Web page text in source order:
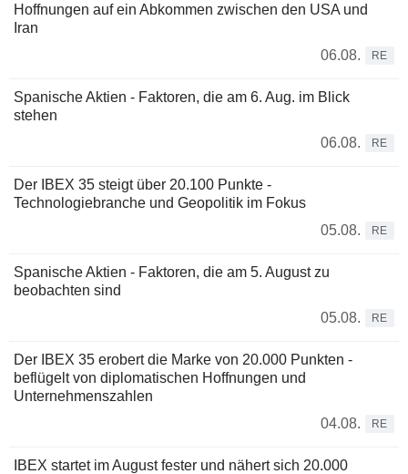
Hoffnungen auf ein Abkommen zwischen den USA und
Iran
06.08.
RE
Spanische Aktien - Faktoren, die am 6. Aug. im Blick
stehen
06.08.
RE
Der IBEX 35 steigt über 20.100 Punkte -
Technologiebranche und Geopolitik im Fokus
05.08.
RE
Spanische Aktien - Faktoren, die am 5. August zu
beobachten sind
05.08.
RE
Der IBEX 35 erobert die Marke von 20.000 Punkten -
beflügelt von diplomatischen Hoffnungen und
Unternehmenszahlen
04.08.
RE
IBEX startet im August fester und nähert sich 20.000